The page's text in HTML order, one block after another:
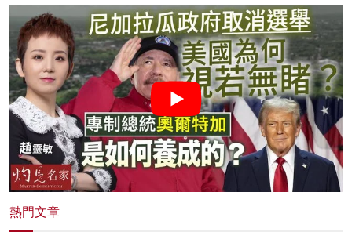
熱門文章